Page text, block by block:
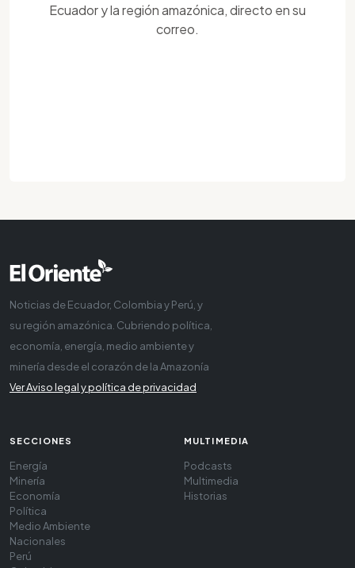
Ecuador y la región amazónica, directo en su
correo.
Noticias de Ecuador, Colombia y Perú, y
su región amazónica. Cubriendo política,
economía, energía, medio ambiente y
minería desde el corazón de la Amazonía
Ver Aviso legal y política de privacidad
SECCIONES
Energía
Minería
Economía
Política
Medio Ambiente
Nacionales
Perú
MULTIMEDIA
Podcasts
Multimedia
Historias